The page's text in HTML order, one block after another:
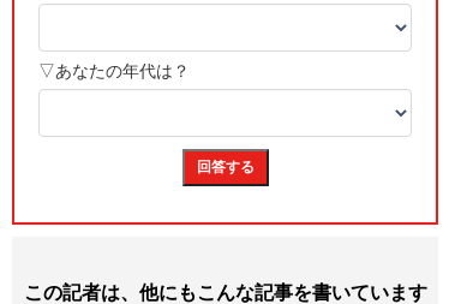
この記者は、他にもこんな記事を書いています